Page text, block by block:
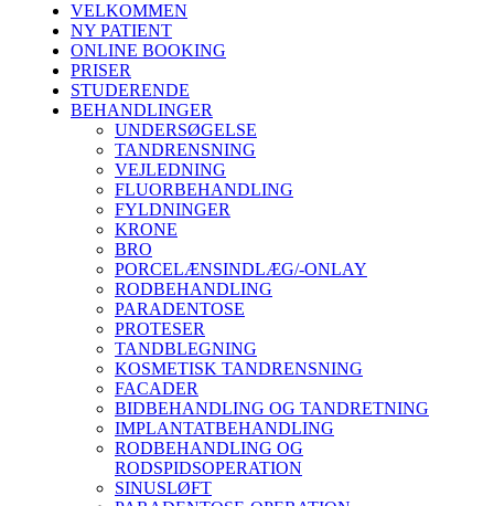
VELKOMMEN
NY PATIENT
ONLINE BOOKING
PRISER
STUDERENDE
BEHANDLINGER
UNDERSØGELSE
TANDRENSNING
VEJLEDNING
FLUORBEHANDLING
FYLDNINGER
KRONE
BRO
PORCELÆNSINDLÆG/-ONLAY
RODBEHANDLING
PARADENTOSE
PROTESER
TANDBLEGNING
KOSMETISK TANDRENSNING
FACADER
BIDBEHANDLING OG TANDRETNING
IMPLANTATBEHANDLING
RODBEHANDLING OG
RODSPIDSOPERATION
SINUSLØFT